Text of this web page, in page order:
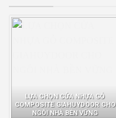
LỰA CHỌN CỬA NHỰA GỖ
COMPOSITE GIAHUYDOOR CHO
NGÔI NHÀ BỀN VỮNG